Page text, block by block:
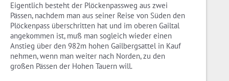
Eigentlich besteht der Plöckenpassweg aus zwei
Pässen, nachdem man aus seiner Reise von Süden den
Plöckenpass überschritten hat und im oberen Gailtal
angekommen ist, muß man sogleich wieder einen
Anstieg über den 982m hohen Gailbergsattel in Kauf
nehmen, wenn man weiter nach Norden, zu den
großen Pässen der Hohen Tauern will.